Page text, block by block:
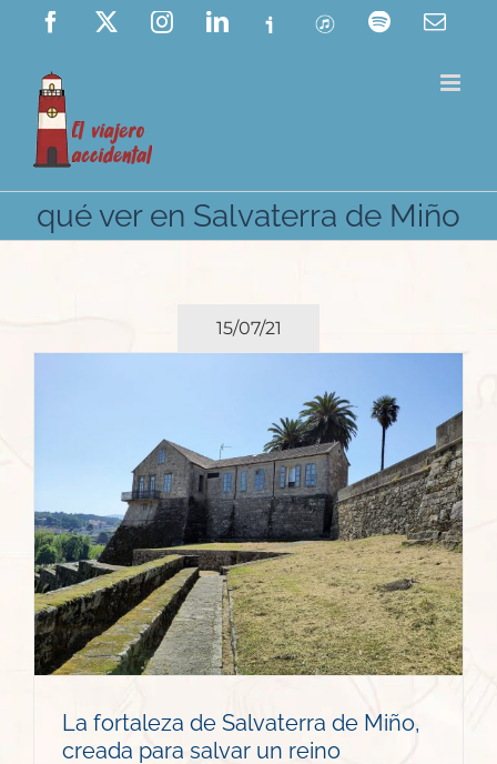
Saltar
contenido
Facebook InstagramLinkedIn
Ivoox ITunes Spotify
qué ver en Salvaterra de Miño
15/07/21
La fortaleza de Salvaterra de Miño,
creada para salvar un reino